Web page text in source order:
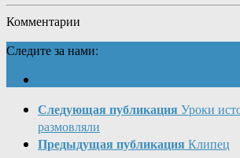
Комментарии
Следите за нами:
Следующая публикация Уроки
размовляли
Предыдущая публикация Клипец